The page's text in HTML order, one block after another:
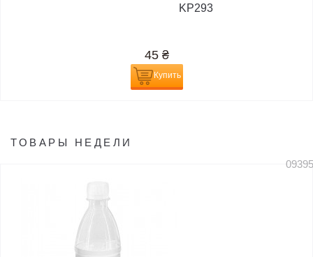
KP293
45 ₴
Купить
ТОВАРЫ НЕДЕЛИ